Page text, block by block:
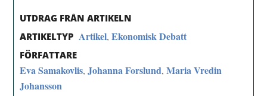
UTDRAG FRÅN ARTIKELN
ARTIKELTYP Artikel,Ekonomisk Debatt
FÖRFATTARE
Eva Samakovlis,Johanna Forslund,Maria Vredin
Johansson